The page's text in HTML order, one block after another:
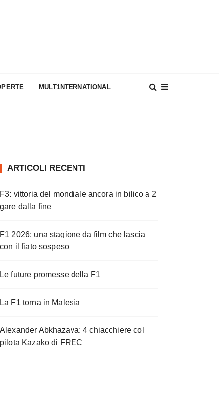
MULT1NTERNATIONAL
ARTICOLI RECENTI
F3: vittoria del mondiale ancora in bilico a 2
gare dalla fine
F1 2026: una stagione da film che lascia
con il fiato sospeso
Le future promesse della F1
La F1 torna in Malesia
Alexander Abkhazava: 4 chiacchiere col
pilota Kazako di FREC